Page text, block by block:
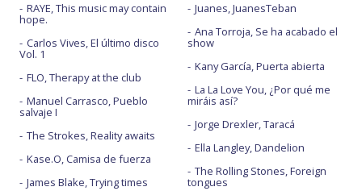
RAYE, This music may contain
hope.
Carlos Vives, El último disco
Vol. 1
FLO, Therapy at the club
Manuel Carrasco, Pueblo
salvaje I
The Strokes, Reality awaits
Kase.O, Camisa de fuerza
James Blake, Trying times
Juanes, JuanesTeban
Ana Torroja, Se ha acabado el
show
Kany García, Puerta abierta
La La Love You, ¿Por qué me
miráis así?
Jorge Drexler, Taracá
Ella Langley, Dandelion
The Rolling Stones, Foreign
tongues